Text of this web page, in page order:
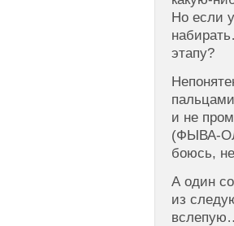
Но если
этапу?
и не
(ФЫВА-
боюсь,
А один
из